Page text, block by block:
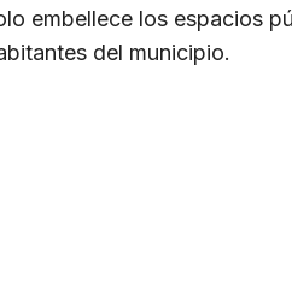
embellece los espacios
del municipio.